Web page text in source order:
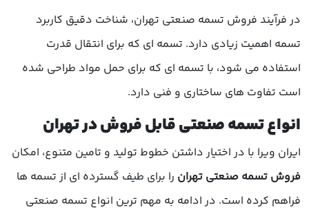
در فرآیند فروش تسمه صنعتی تهران، شناخت دقیق کاربرد
تسمه اهمیت زیادی دارد. تسمه ای که برای انتقال قدرت
استفاده می شود، با تسمه ای که برای حمل مواد طراحی شده
است تفاوت های ساختاری و فنی دارد.
انواع تسمه صنعتی قابل فروش در تهران
ایران ویرا با در اختیار داشتن خطوط تولید و تامین متنوع، امکان
فروش تسمه صنعتی تهران را برای طیف گسترده ای از تسمه ها
فراهم کرده است. در ادامه به مهم ترین انواع تسمه صنعتی